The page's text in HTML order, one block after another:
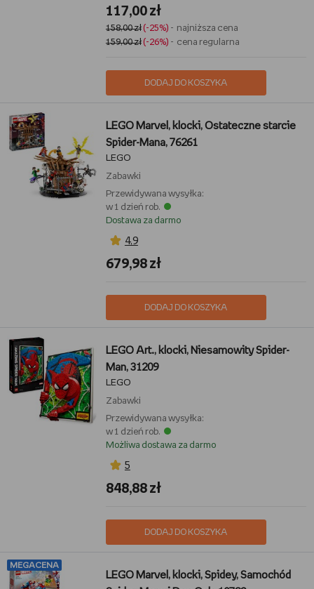
117,00 zł
158,00 zł(-25%) - najniższa cena
159,00 zł(-26%) - cena regularna
DODAJ DO KOSZYKA
LEGO Marvel, klocki, Ostateczne starcie
Spider-Mana, 76261
LEGO
Zabawki
Przewidywana wysyłka:
w 1 dzień rob.
Dostawa za darmo
4,9
679,98 zł
DODAJ DO KOSZYKA
LEGO Art., klocki, Niesamowity Spider-
Man, 31209
LEGO
Zabawki
Przewidywana wysyłka:
w 1 dzień rob.
Możliwa dostawa za darmo
5
848,88 zł
DODAJ DO KOSZYKA
MEGACENA
LEGO Marvel, klocki, Spidey, Samochód